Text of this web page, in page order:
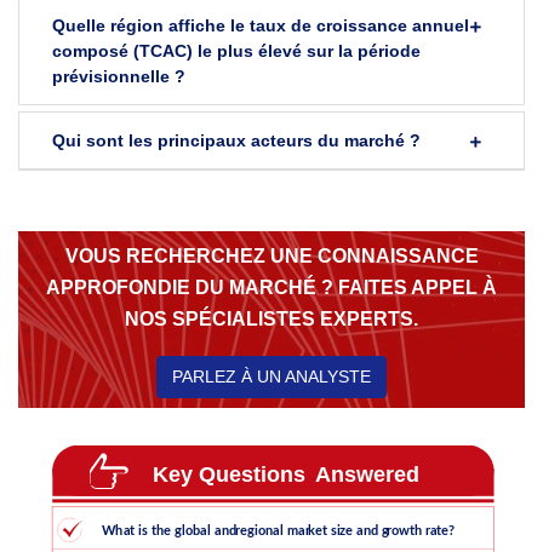
Quelle région affiche le taux de croissance annuel
composé (TCAC) le plus élevé sur la période
prévisionnelle ?
Qui sont les principaux acteurs du marché ?
VOUS RECHERCHEZ UNE CONNAISSANCE
APPROFONDIE DU MARCHÉ ? FAITES APPEL À
NOS SPÉCIALISTES EXPERTS.
PARLEZ À UN ANALYSTE